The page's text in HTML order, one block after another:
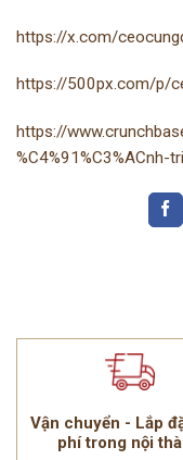
https://x.com/
https://500px.com/p/
https://
%C4%91%C3%ACnh-tri
Vận chuyển - Lắp
phí trong nội